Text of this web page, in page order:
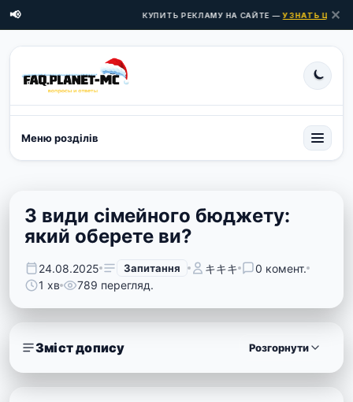
📢 КУПИТЬ РЕКЛАМУ НА САЙТЕ —УЗНАТЬ ЦЕНЫ✕
Меню розділів
3 види сімейного бюджету:
який оберете ви?
24.08.2025 Запитання キキキ
0 комент.
1 хв
789 перегляд.
Зміст допису Розгорнути